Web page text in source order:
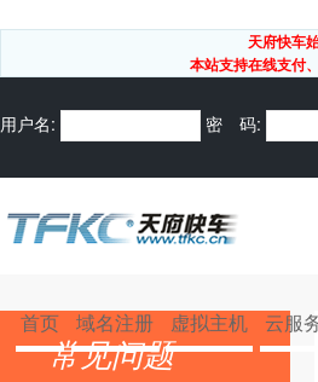
天府快车
本站支持在线支付
用户名: 密 码:
首页 域名注册 虚拟主机 云服
常见问题